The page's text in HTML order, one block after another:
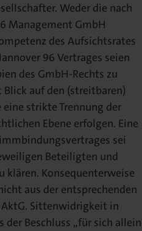
Weder die nach
Management GmbH
des Aufsichtsrates
96 Vertrages seien
des GmbH-Rechts zu
auf den (streitbaren)
eine strikte Trennung der
Ebene erfolgen. Eine
sei
Beteiligten und
klären. Konsequenterweise
aus der entsprechenden
Sittenwidrigkeit in
der Beschluss „für sich allein